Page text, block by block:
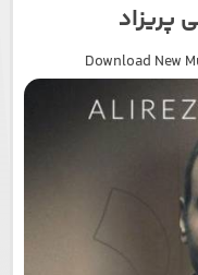
پریزاد
Download New